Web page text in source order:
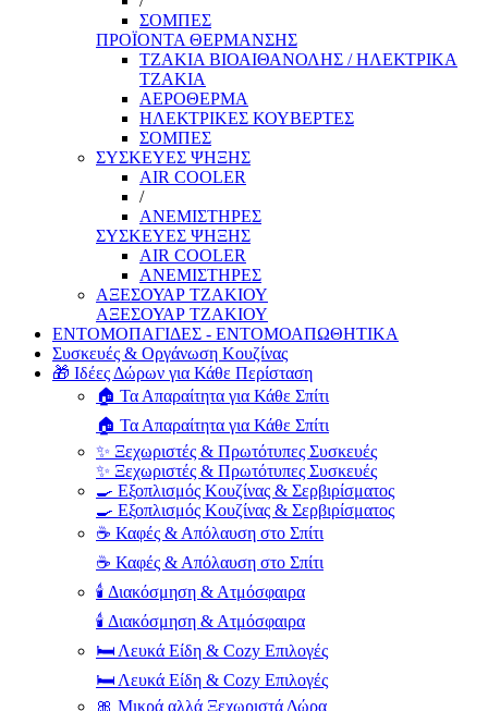
ΣΟΜΠΕΣ
ΠΡΟΪΟΝΤΑ ΘΕΡΜΑΝΣΗΣ
ΤΖΑΚΙΑ ΒΙΟΑΙΘΑΝΟΛΗΣ / ΗΛΕΚΤΡΙΚΑ
ΤΖΑΚΙΑ
ΑΕΡΟΘΕΡΜΑ
ΗΛΕΚΤΡΙΚΕΣ ΚΟΥΒΕΡΤΕΣ
ΣΟΜΠΕΣ
ΣΥΣΚΕΥΕΣ ΨΗΞΗΣ
AIR COOLER
/
ΑΝΕΜΙΣΤΗΡΕΣ
ΣΥΣΚΕΥΕΣ ΨΗΞΗΣ
AIR COOLER
ΑΝΕΜΙΣΤΗΡΕΣ
ΑΞΕΣΟΥΑΡ ΤΖΑΚΙΟΥ
ΑΞΕΣΟΥΑΡ ΤΖΑΚΙΟΥ
ΕΝΤΟΜΟΠΑΓΙΔΕΣ - ΕΝΤΟΜΟΑΠΩΘΗΤΙΚΑ
Συσκευές & Οργάνωση Κουζίνας
🎁 Ιδέες Δώρων για Κάθε Περίσταση
🏠 Τα Απαραίτητα για Κάθε Σπίτι
🏠 Τα Απαραίτητα για Κάθε Σπίτι
✨ Ξεχωριστές & Πρωτότυπες Συσκευές
✨ Ξεχωριστές & Πρωτότυπες Συσκευές
🍳 Εξοπλισμός Κουζίνας & Σερβιρίσματος
🍳 Εξοπλισμός Κουζίνας & Σερβιρίσματος
☕ Καφές & Απόλαυση στο Σπίτι
☕ Καφές & Απόλαυση στο Σπίτι
🕯️ Διακόσμηση & Ατμόσφαιρα
🕯️ Διακόσμηση & Ατμόσφαιρα
🛏️ Λευκά Είδη & Cozy Επιλογές
🛏️ Λευκά Είδη & Cozy Επιλογές
🎀 Μικρά αλλά Ξεχωριστά Δώρα